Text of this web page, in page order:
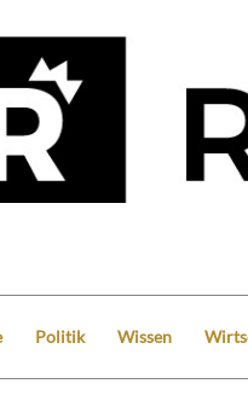
Politik Wissen